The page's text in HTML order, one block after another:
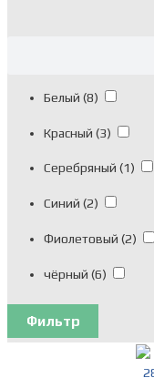
Белый (8)
Красный (3)
Серебряный (1)
Синий (2)
Фиолетовый (2)
чёрный (6)
Фильтр